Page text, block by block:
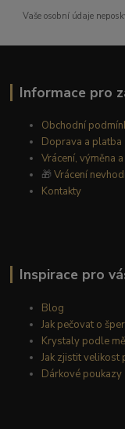
Vaše osobní údaje
Informace pro
Obchodní
Doprava a platba
Vrácení, výměna
🎁Vrácení
Kontakty
Inspirace pro
Blog
Jak pečovat o
Krystaly podle
Jak zjistit velikost
Dárkové poukazy